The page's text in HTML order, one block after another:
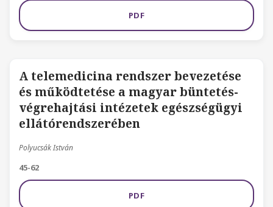
PDF
A telemedicina rendszer bevezetése
és működtetése a magyar büntetés-
végrehajtási intézetek egészségügyi
ellátórendszerében
Polyucsák István
45-62
PDF